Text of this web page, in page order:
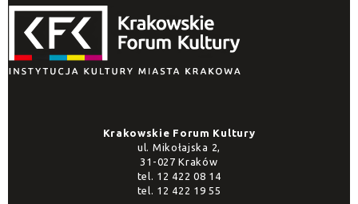
Krakowskie Forum Kultury
ul. Mikołajska 2,
31-027 Kraków
tel. 12 422 08 14
tel. 12 422 19 55